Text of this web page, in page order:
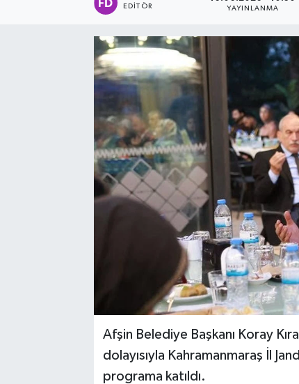
EDITÖR YAYINLANMA
Afşin Belediye Başkanı Koray
dolayısıyla Kahramanmaraş İl
programa katıldı.